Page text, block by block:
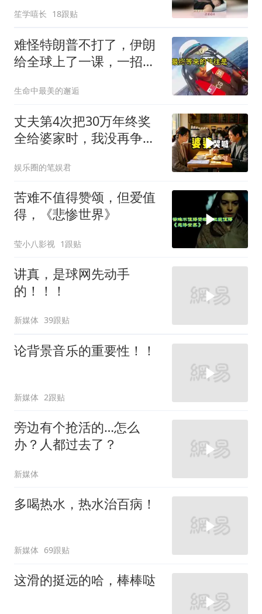
笙学嘻长 18跟贴
难怪特朗普不打了，伊朗
给全球上了一课，一招吃
生命中最美的邂逅
丈夫第4次把30万年终奖
全给婆家时，我没再争
娱乐圈的笔娱君
苦难不值得赞颂，但爱值
得，《悲惨世界》
莹小八影视 1跟贴
讲真，是球网先动手
的！！！
新媒体 39跟贴
论背景音乐的重要性！！
新媒体 2跟贴
旁边有个抢活的…怎么
办？人都过去了？
新媒体
多喝热水，热水治百病！
新媒体 69跟贴
这滑的挺远的哈，棒棒哒